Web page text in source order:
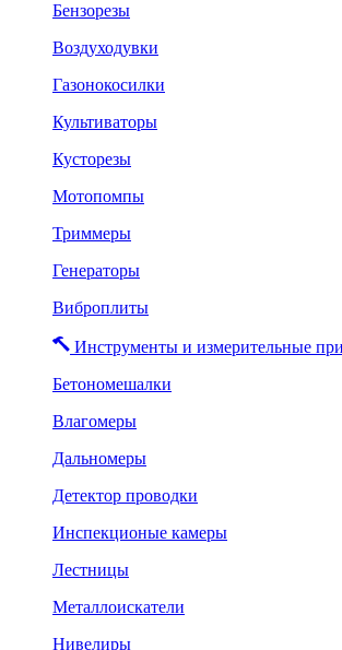
Бензорезы
Воздуходувки
Газонокосилки
Культиваторы
Кусторезы
Мотопомпы
Триммеры
Генераторы
Виброплиты
Инструменты и измерительные
Бетономешалки
Влагомеры
Дальномеры
Детектор проводки
Инспекционые камеры
Лестницы
Металлоискатели
Нивелиры